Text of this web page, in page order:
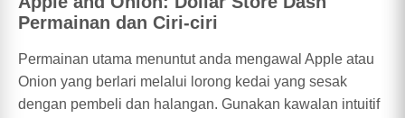
Permainan dan Ciri-ciri
Permainan utama menuntut anda mengawal Apple atau
Onion yang berlari melalui lorong kedai yang sesak
dengan pembeli dan halangan. Gunakan kawalan intuitif